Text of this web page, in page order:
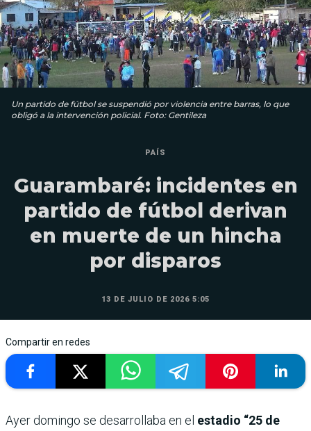
Un partido de fútbol se suspendió por violencia entre barras, lo que
obligó a la intervención policial. Foto: Gentileza
PAÍS
Guarambaré: incidentes en
partido de fútbol derivan
en muerte de un hincha
por disparos
13 DE JULIO DE 2026 5:05
Compartir en redes
Ayer domingo se desarrollaba en el estadio “25 de